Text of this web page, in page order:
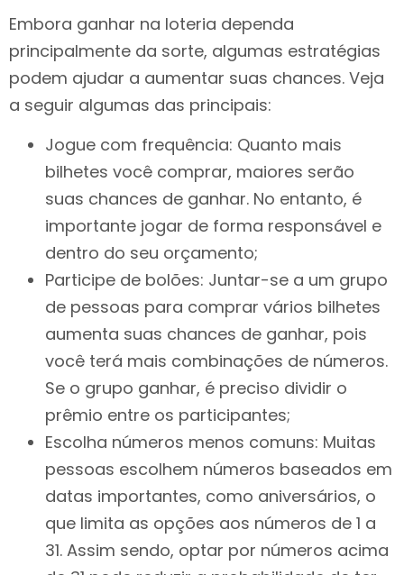
Embora ganhar na loteria dependa
principalmente da sorte, algumas estratégias
podem ajudar a aumentar suas chances. Veja
a seguir algumas das principais:
Jogue com frequência: Quanto mais
bilhetes você comprar, maiores serão
suas chances de ganhar. No entanto, é
importante jogar de forma responsável e
dentro do seu orçamento;
Participe de bolões: Juntar-se a um grupo
de pessoas para comprar vários bilhetes
aumenta suas chances de ganhar, pois
você terá mais combinações de números.
Se o grupo ganhar, é preciso dividir o
prêmio entre os participantes;
Escolha números menos comuns: Muitas
pessoas escolhem números baseados em
datas importantes, como aniversários, o
que limita as opções aos números de 1 a
31. Assim sendo, optar por números acima